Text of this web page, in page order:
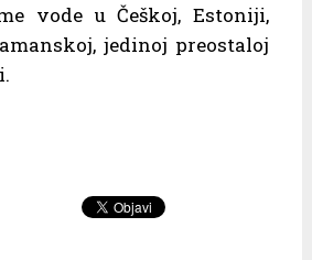
vode u Češkoj, Estoniji,
jedinoj preostaloj